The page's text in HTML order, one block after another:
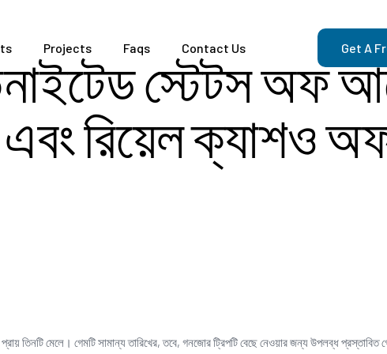
Projects Faqs Contact Us Get A
স্টেটস অফ
রিয়েল ক্যাশও
তিনটি মেলে। গেমটি সামান্য তারিখের, তবে, গনজোর ট্রিপটি বেছে নেওয়ার জন্য উপলব্ধ প্রস্তাবিত